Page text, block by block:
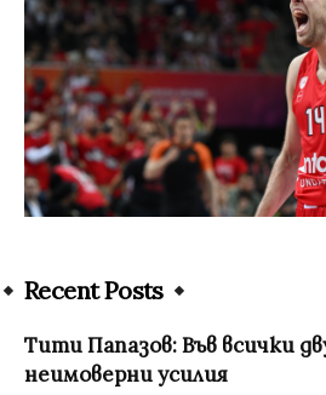
Recent Posts
Тити Папазов: Във всички
неимоверни усилия